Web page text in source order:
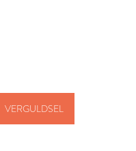
VERGULDSEL